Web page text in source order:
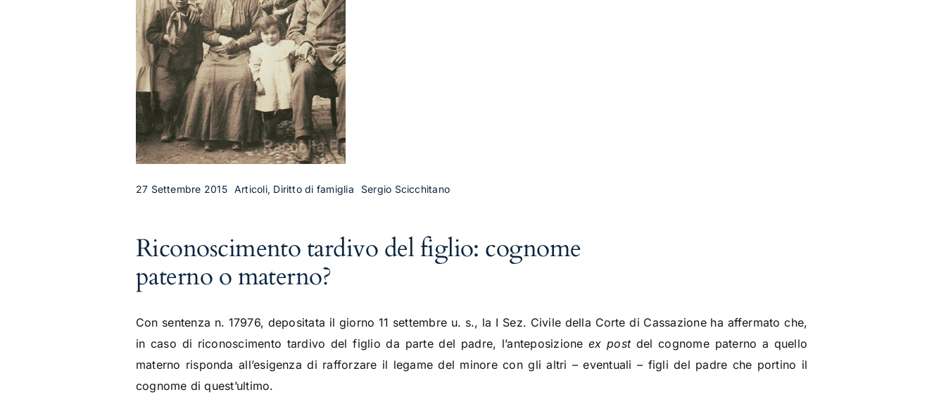
27 Settembre 2015 Articoli, Diritto di famiglia Sergio Scicchitano
Riconoscimento tardivo del figlio: cognome
paterno o materno?
Con sentenza n. 17976, depositata il giorno 11 settembre u. s., la I Sez. Civile della Corte di Cassazione ha affermato che,
in caso di riconoscimento tardivo del figlio da parte del padre, l’anteposizioneex postdel cognome paterno a quello
materno risponda all’esigenza di rafforzare il legame del minore con gli altri – eventuali – figli del padre che portino il
cognome di quest’ultimo.